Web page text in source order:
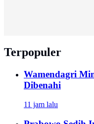
Terpopuler
Wamendagri
Dibenahi
11 jam lalu